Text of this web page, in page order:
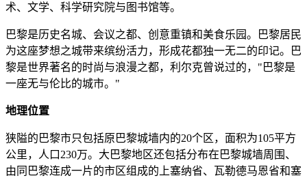
术、文学、科学研究院与图书馆等。
巴黎是历史名城、会议之都、创意重镇和美食乐园。巴黎居民
为这座梦想之城带来缤纷活力，形成花都独一无二的印记。巴
黎是世界著名的时尚与浪漫之都，利尔克曾说过的，"巴黎是
一座无与伦比的城市。"
地理位置
狭隘的巴黎市只包括原巴黎城墙内的20个区，面积为105平方
公里，人口230万。大巴黎地区还包括分布在巴黎城墙周围、
由同巴黎连成一片的市区组成的上塞纳省、瓦勒德马恩省和塞